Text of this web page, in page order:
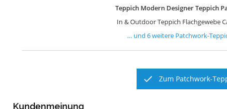
Teppich Modern Designer Teppich
In & Outdoor Teppich Flachgewebe
… und6weitere Patchwork-
Zum Patchwork-
Kundenmeinung